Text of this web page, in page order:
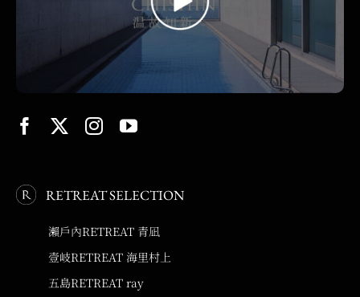
RETREAT SELECTION
瀨戶內RETREAT 青凪
壹岐RETREAT 海里村上
五島RETREAT ray